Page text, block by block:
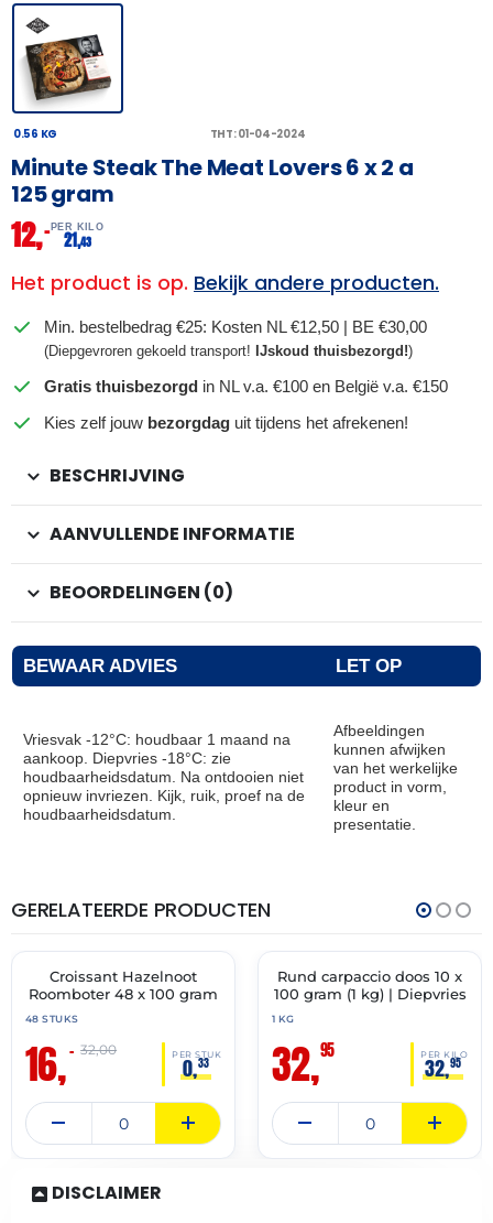
0.56 KG THT: 01-04-2024
Minute Steak The Meat Lovers 6 x 2 a
125 gram
12,– PER KILO
21,43
Het product is op. Bekijk andere producten.
Min. bestelbedrag €25: Kosten NL €12,50 | BE €30,00
(Diepgevroren gekoeld transport! IJskoud thuisbezorgd!)
Gratis thuisbezorgd in NL v.a. €100 en België v.a. €150
Kies zelf jouw bezorgdag uit tijdens het afrekenen!
BESCHRIJVING
AANVULLENDE INFORMATIE
BEOORDELINGEN (0)
BEWAAR ADVIES LET OP
Vriesvak -12°C: houdbaar 1 maand na
aankoop. Diepvries -18°C: zie
houdbaarheidsdatum. Na ontdooien niet
opnieuw invriezen. Kijk, ruik, proef na de
houdbaarheidsdatum.
Afbeeldingen
kunnen afwijken
van het werkelijke
product in vorm,
kleur en
presentatie.
GERELATEERDE PRODUCTEN
🔥 OP=OP
THT:
31-
Croissant Hazelnoot
Roomboter 48 x 100 gram
48 STUKS
16,– PER STUK
0,33
32,00
✓ VAST ASSORTIMENT
Rund carpaccio doos 10 x
100 gram (1 kg) | Diepvries
1 KG
32,95 PER KILO
32,95
DISCLAIMER